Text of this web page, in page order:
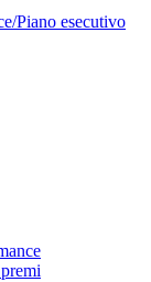
Piano esecutivo